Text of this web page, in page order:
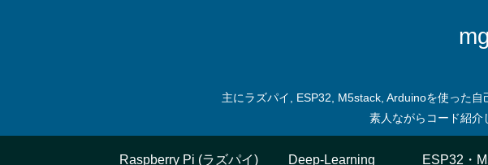
主にラズパイ, ESP32, M5stack, Arduinoを使った
Raspberry Pi (ラズパイ) Deep-Learning ESP32・